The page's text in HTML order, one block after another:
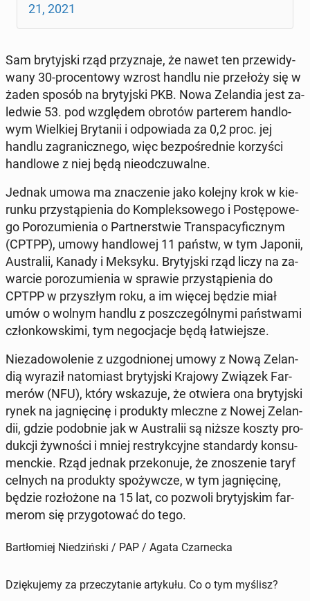
21, 2021
Sam bry­tyj­ski rząd przy­zna­je, że nawet ten prze­wi­dy­
wa­ny 30-pro­cen­to­wy wzrost handlu nie prze­ło­ży się w
żaden sposób na bry­tyj­ski PKB. Nowa Ze­lan­dia jest za­
le­d­wie 53. pod wzglę­dem obrotów par­te­rem han­dlo­
wym Wiel­kiej Bry­ta­nii i od­po­wia­da za 0,2 proc. jej
handlu za­gra­nicz­ne­go, więc bez­po­śred­nie ko­rzy­ści
han­dlo­we z niej będą nie­od­czu­wal­ne.
Jednak umowa ma zna­cze­nie jako kolejny krok w kie­
run­ku przy­stą­pie­nia do Kom­plek­so­we­go i Po­stę­po­we­
go Po­ro­zu­mie­nia o Part­ner­stwie Trans­pa­cy­ficz­nym
(CPTPP), umowy han­dlo­wej 11 państw, w tym Japonii,
Au­stra­lii, Kanady i Meksyku. Bry­tyj­ski rząd liczy na za­
war­cie po­ro­zu­mie­nia w sprawie przy­stą­pie­nia do
CPTPP w przy­szłym roku, a im więcej będzie miał
umów o wolnym handlu z po­szcze­gól­ny­mi pań­stwa­mi
człon­kow­ski­mi, tym ne­go­cja­cje będą ła­twiej­sze.
Nie­za­do­wo­le­nie z uzgod­nio­nej umowy z Nową Ze­lan­
dią wyraził na­to­miast bry­tyj­ski Krajowy Związek Far­
me­rów (NFU), który wska­zu­je, że otwiera ona bry­tyj­ski
rynek na ja­gnię­ci­nę i pro­duk­ty mleczne z Nowej Ze­lan­
dii, gdzie po­dob­nie jak w Au­stra­lii są niższe koszty pro­
duk­cji żyw­no­ści i mniej re­stryk­cyj­ne stan­dar­dy kon­su­
menc­kie. Rząd jednak prze­ko­nu­je, że zno­sze­nie taryf
celnych na pro­duk­ty spo­żyw­cze, w tym ja­gnię­ci­nę,
będzie roz­ło­żo­ne na 15 lat, co pozwoli bry­tyj­skim far­
me­rom się przy­go­to­wać do tego.
Bartłomiej Niedziński / PAP / Agata Czarnecka
Dziękujemy za przeczytanie artykułu. Co o tym myślisz?